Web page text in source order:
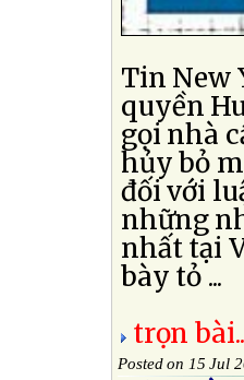
Tin New
quyền
gọi nhà
hủy bỏ
đối với
những
nhất tại
bày tỏ ...
trọn
Posted on 15 Jul